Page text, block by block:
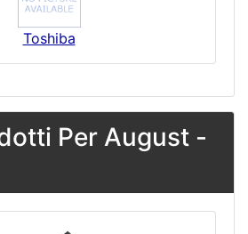
Toshiba
Per August -